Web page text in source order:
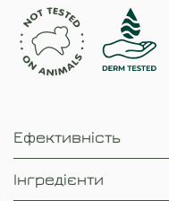
Ефективність
Інгредієнти